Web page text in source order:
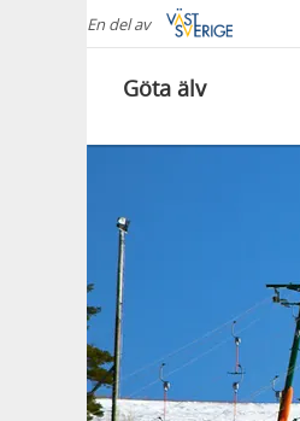
En del av
Göta älv